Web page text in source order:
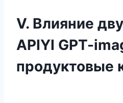
V. Влияние
APIYI GPT-
продуктовые